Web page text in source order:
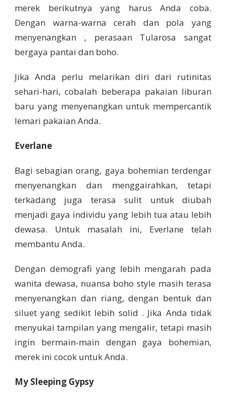
merek berikutnya yang harus Anda coba.
Dengan warna-warna cerah dan pola yang
menyenangkan , perasaan Tularosa sangat
bergaya pantai dan boho.
Jika Anda perlu melarikan diri dari rutinitas
sehari-hari, cobalah beberapa pakaian liburan
baru yang menyenangkan untuk mempercantik
lemari pakaian Anda.
Everlane
Bagi sebagian orang, gaya bohemian terdengar
menyenangkan dan menggairahkan, tetapi
terkadang juga terasa sulit untuk diubah
menjadi gaya individu yang lebih tua atau lebih
dewasa. Untuk masalah ini, Everlane telah
membantu Anda.
Dengan demografi yang lebih mengarah pada
wanita dewasa, nuansa boho style masih terasa
menyenangkan dan riang, dengan bentuk dan
siluet yang sedikit lebih solid . Jika Anda tidak
menyukai tampilan yang mengalir, tetapi masih
ingin bermain-main dengan gaya bohemian,
merek ini cocok untuk Anda.
My Sleeping Gypsy